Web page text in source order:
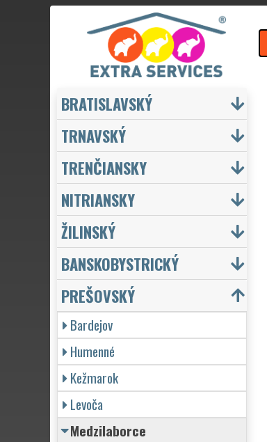
BRATISLAVSKÝ
TRNAVSKÝ
TRENČIANSKY
NITRIANSKY
ŽILINSKÝ
BANSKOBYSTRICKÝ
PREŠOVSKÝ
Bardejov
Humenné
Kežmarok
Levoča
Medzilaborce